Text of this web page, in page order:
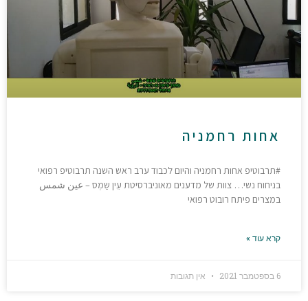
אחות רחמניה
#תרבוטיפ אחות רחמניה והיום לכבוד ערב ראש השנה תרבוטיפ רפואי
בניחוח נשי… צוות של מדענים מאוניברסיטת עֵין שַמְס – عين شمس
במצרים פיתח רובוט רפואי
קרא עוד »
6 בספטמבר 2021 אין תגובות